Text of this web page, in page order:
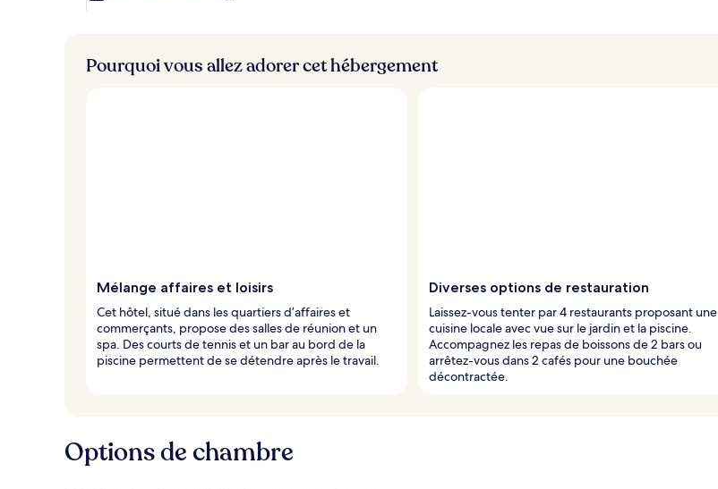
Pourquoi vous allez adorer cet hébergement
Mélange affaires et loisirs
Cet hôtel, situé dans les quartiers d’affaires et
commerçants, propose des salles de réunion et un
spa. Des courts de tennis et un bar au bord de la
piscine permettent de se détendre après le travail.
Diverses options de restauration
Laissez-vous tenter par 4 restaurants proposant une
cuisine locale avec vue sur le jardin et la piscine.
Accompagnez les repas de boissons de 2 bars ou
arrêtez-vous dans 2 cafés pour une bouchée
décontractée.
Options de chambre